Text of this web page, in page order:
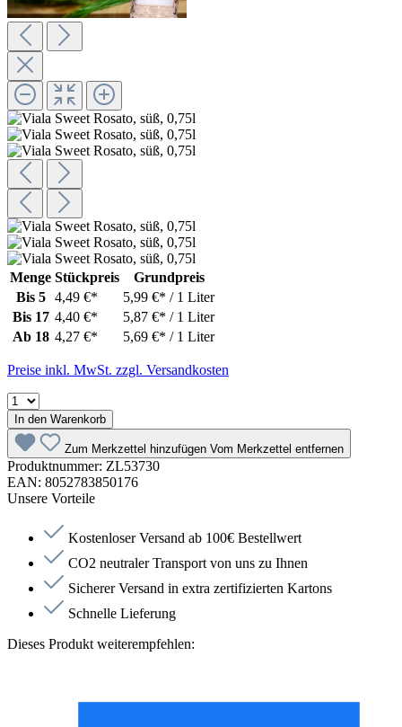
Menge Stückpreis
Grundpreis
Bis 5 4,49 €*
5,99 €* / 1 Liter
Bis 17 4,40 €*
5,87 €* / 1 Liter
Ab 18 4,27 €* 5,69 €* / 1 Liter
Preise inkl. MwSt. zzgl. Versandkosten
In den Warenkorb
Zum Merkzettel hinzufügen Vom Merkzettel entfernen
Produktnummer: ZL53730
EAN: 8052783850176
Unsere Vorteile
Kostenloser Versand ab 100€ Bestellwert
CO2 neutraler Transport von uns zu Ihnen
Sicherer Versand in extra zertifizierten Kartons
Schnelle Lieferung
Dieses Produkt weiterempfehlen: